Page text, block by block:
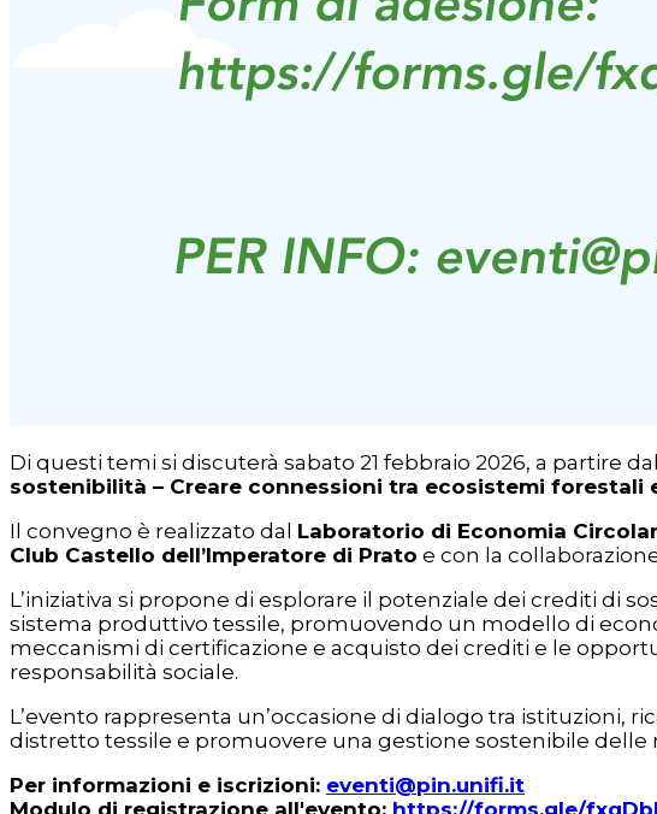
Di questi temi si discuterà sabato 21 febbraio 2026, a partire
sostenibilità – Creare connessioni tra ecosistemi forestali
Il convegno è realizzato dal Laboratorio di Economia
Club Castello dell’Imperatore di Prato e con la
L’iniziativa si propone di esplorare il potenziale dei crediti di
sistema produttivo tessile, promuovendo un modello di
meccanismi di certificazione e acquisto dei crediti e le
responsabilità sociale.
L’evento rappresenta un’occasione di dialogo tra istituzioni,
distretto tessile e promuovere una gestione sostenibile
Per informazioni e iscrizioni: eventi@pin.unifi.it